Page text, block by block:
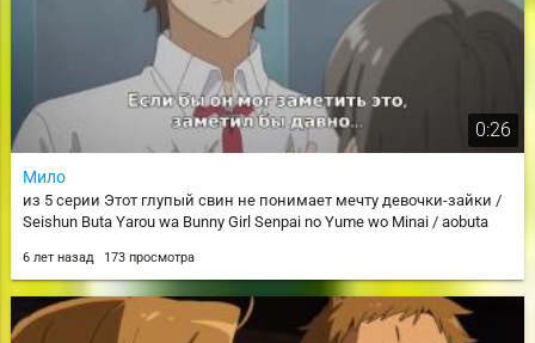
0:26
Мило
из 5 серии Этот глупый свин не понимает мечту девочки-зайки /
Seishun Buta Yarou wa Bunny Girl Senpai no Yume wo Minai / aobuta
6 лет назад 173 просмотра